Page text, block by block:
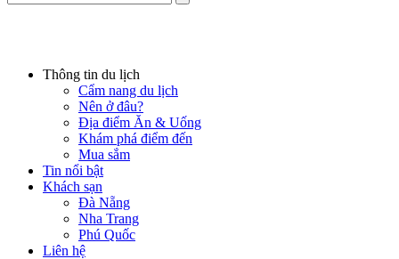
Thông tin du lịch
Cẩm nang du lịch
Nên ở đâu?
Địa điểm Ăn & Uống
Khám phá điểm đến
Mua sắm
Tin nổi bật
Khách sạn
Đà Nẵng
Nha Trang
Phú Quốc
Liên hệ